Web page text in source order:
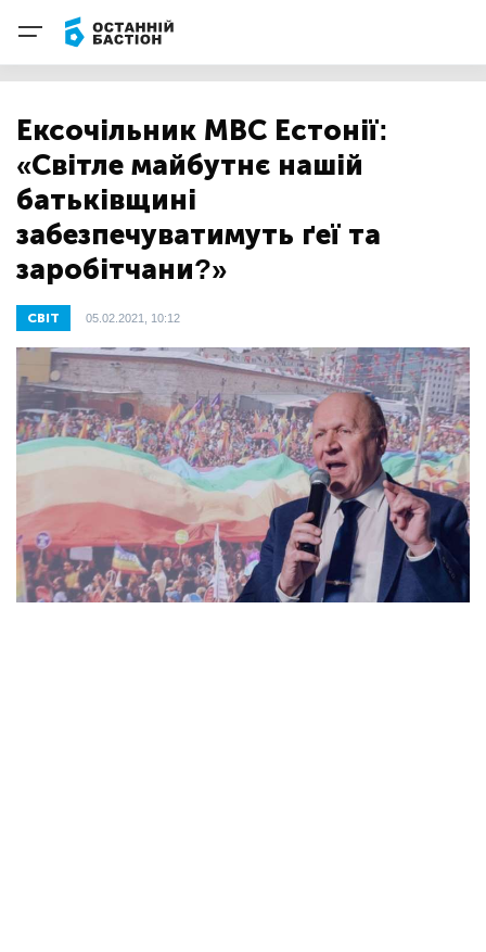
Ексочільник МВС Естонії:
«Світле майбутнє нашій
батьківщині
забезпечуватимуть ґеї та
заробітчани?»
СВІТ 05.02.2021, 10:12